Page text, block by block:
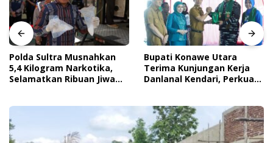
Polda Sultra Musnahkan
5,4 Kilogram Narkotika,
Selamatkan Ribuan Jiwa
Bupati Konawe Utara
Terima Kunjungan Kerja
Danlanal Kendari, Perkuat